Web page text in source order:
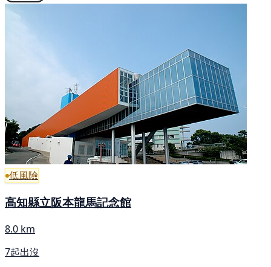
低風險
高知縣立阪本龍馬記念館
8.0 km
7起出沒